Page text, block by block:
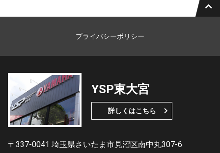
プライバシーポリシー
YSP東大宮
詳しくはこちら
〒337-0041 埼玉県さいたま市見沼区南中丸307-6